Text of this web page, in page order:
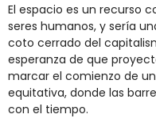
El espacio es un recurso
seres humanos, y sería
coto cerrado del
esperanza de que
marcar el comienzo de
equitativa, donde las
con el tiempo.